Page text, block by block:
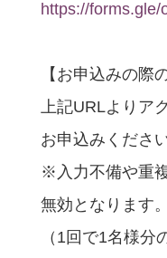
https://forms.gle/
【お申込みの
上記URLよりア
お申込みください
※入力不備や重
無効となります。
（1回で1名様分